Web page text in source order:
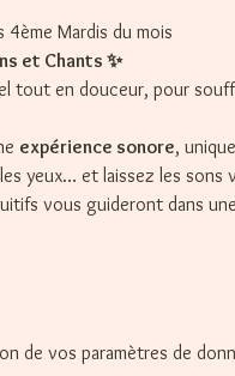
4ème Mardis du mois
et Chants ✨
tout en douceur, pour
expérience sonore,
yeux… et laissez les sons
vous guideront dans
de vos paramètres de